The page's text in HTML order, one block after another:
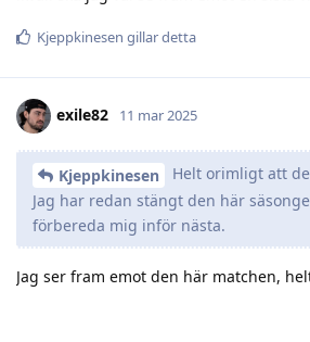
Kjeppkinesen gillar detta
exile82 11 mar 2025
Kjeppkinesen
Helt orimligt att
Jag har redan stängt den här
förbereda mig inför nästa.
Jag ser fram emot den här matchen,